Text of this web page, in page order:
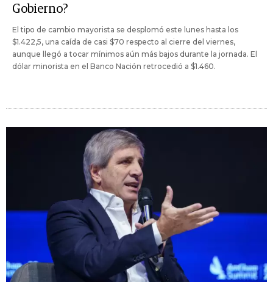
Gobierno?
El tipo de cambio mayorista se desplomó este lunes hasta los
$1.422,5, una caída de casi $70 respecto al cierre del viernes,
aunque llegó a tocar mínimos aún más bajos durante la jornada. El
dólar minorista en el Banco Nación retrocedió a $1.460.